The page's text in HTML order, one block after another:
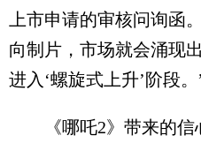
上市申请的审核问询函
向制片，市场就会涌现
进入‘螺旋式上升’阶段。
《哪吒2》带来的信